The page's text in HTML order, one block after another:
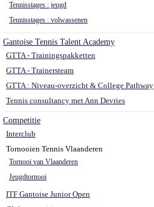
Tennisstages : jeugd
Tennisstages : volwassenen
Gantoise Tennis Talent Academy
GTTA - Trainingspakketten
GTTA - Trainersteam
GTTA : Niveau-overzicht & College Pathway
Tennis consultancy met Ann Devries
Competitie
Interclub
Tornooien Tennis Vlaanderen
Tornooi van Vlaanderen
Jeugdtornooi
ITF Gantoise Junior Open